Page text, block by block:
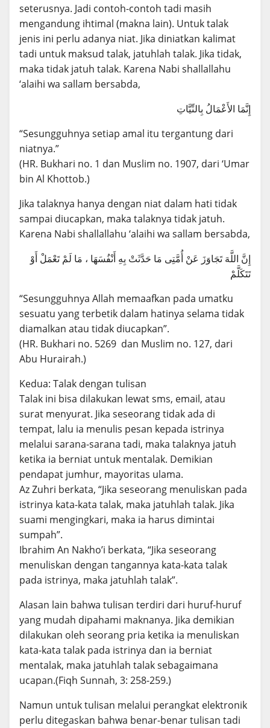
seterusnya. Jadi contoh-contoh tadi masih
mengandung ihtimal (makna lain). Untuk talak
jenis ini perlu adanya niat. Jika diniatkan kalimat
tadi untuk maksud talak, jatuhlah talak. Jika tidak,
maka tidak jatuh talak. Karena Nabi shallallahu
‘alaihi wa sallam bersabda,
إِنَّمَا الأَعْمَالُ بِالنِّيَّاتِ
“Sesungguhnya setiap amal itu tergantung dari
niatnya.”
(HR. Bukhari no. 1 dan Muslim no. 1907, dari ‘Umar
bin Al Khottob.)
Jika talaknya hanya dengan niat dalam hati tidak
sampai diucapkan, maka talaknya tidak jatuh.
Karena Nabi shallallahu ‘alaihi wa sallam bersabda,
إِنَّ اللَّهَ تَجَاوَزَ عَنْ أُمَّتِى مَا حَدَّثَتْ بِهِ أَنْفُسَهَا ، مَا لَمْ تَعْمَلْ أَوْ
تَتَكَلَّمْ
“Sesungguhnya Allah memaafkan pada umatku
sesuatu yang terbetik dalam hatinya selama tidak
diamalkan atau tidak diucapkan”.
(HR. Bukhari no. 5269 dan Muslim no. 127, dari
Abu Hurairah.)
Kedua: Talak dengan tulisan
Talak ini bisa dilakukan lewat sms, email, atau
surat menyurat. Jika seseorang tidak ada di
tempat, lalu ia menulis pesan kepada istrinya
melalui sarana-sarana tadi, maka talaknya jatuh
ketika ia berniat untuk mentalak. Demikian
pendapat jumhur, mayoritas ulama.
Az Zuhri berkata, “Jika seseorang menuliskan pada
istrinya kata-kata talak, maka jatuhlah talak. Jika
suami mengingkari, maka ia harus dimintai
sumpah”.
Ibrahim An Nakho’i berkata, “Jika seseorang
menuliskan dengan tangannya kata-kata talak
pada istrinya, maka jatuhlah talak”.
Alasan lain bahwa tulisan terdiri dari huruf-huruf
yang mudah dipahami maknanya. Jika demikian
dilakukan oleh seorang pria ketika ia menuliskan
kata-kata talak pada istrinya dan ia berniat
mentalak, maka jatuhlah talak sebagaimana
ucapan.(Fiqh Sunnah, 3: 258-259.)
Namun untuk tulisan melalui perangkat elektronik
perlu ditegaskan bahwa benar-benar tulisan tadi